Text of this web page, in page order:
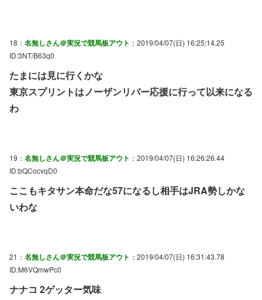
18： 名無しさん＠実況で競馬板アウト ：2019/04/07(日) 16:25:14.25
ID:3NT/B63q0
たまには見に行くかな
東京スプリントはノーザンリバー応援に行って以来になる
わ
19： 名無しさん＠実況で競馬板アウト ：2019/04/07(日) 16:26:26.44
ID:bQCocvqD0
ここもキタサン本命だな57になるし相手はJRA勢しかな
いわな
21： 名無しさん＠実況で競馬板アウト ：2019/04/07(日) 16:31:43.78
ID:M6VQmwPc0
ナナコ 2ゲッター気味